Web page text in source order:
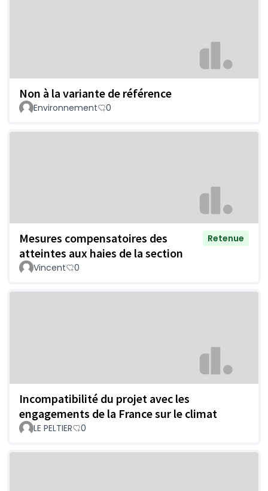
Non à la variante de référence
Environnement 0
Mesures compensatoires des
atteintes aux haies de la section
Retenue
Vincent 0
Incompatibilité du projet avec les
engagements de la France sur le climat
LE PELTIER 0